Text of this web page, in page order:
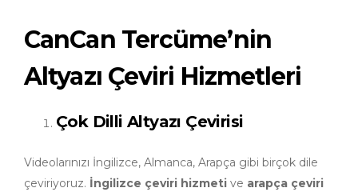
CanCan Tercüme’nin
Altyazı Çeviri Hizmetleri
Çok Dilli Altyazı Çevirisi
Videolarınızı İngilizce, Almanca, Arapça gibi birçok dile
çeviriyoruz. İngilizce çeviri hizmeti ve arapça çeviri